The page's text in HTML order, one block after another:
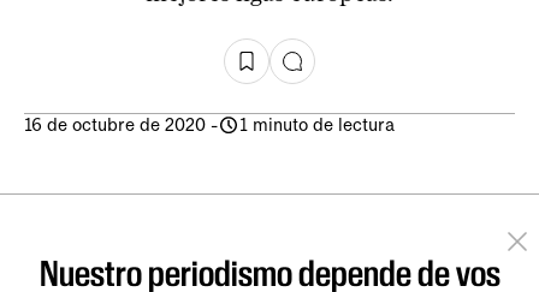
16 de octubre de 2020 - 1 minuto de lectura
Nuestro periodismo depende de vos